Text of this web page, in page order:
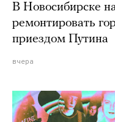
В Новосибирске
ремонтировать
приездом Путина
вчера